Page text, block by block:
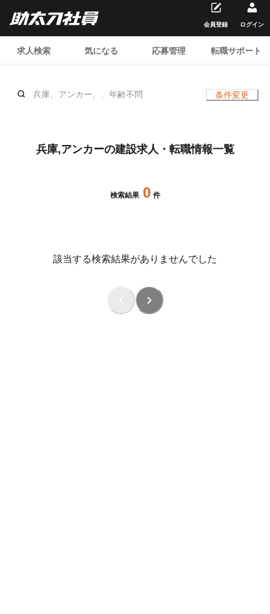
求人検索 気になる 応募管理 転職サポート
会員登録 ログイン
兵庫、アンカー、、年齢不問 条件変更
兵庫,アンカーの建設求人・転職情報一覧
検索結果 0 件
該当する検索結果がありませんでした